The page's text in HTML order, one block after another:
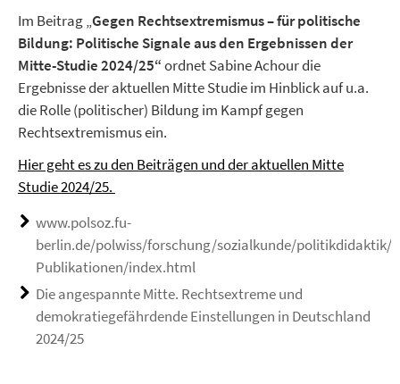
Im Beitrag „Gegen Rechtsextremismus – für politische
Bildung: Politische Signale aus den Ergebnissen der
Mitte-Studie 2024/25“ordnet Sabine Achour die
Ergebnisse der aktuellen Mitte Studie im Hinblick auf u.a.
die Rolle (politischer) Bildung im Kampf gegen
Rechtsextremismus ein.
Hier geht es zu den Beiträgen und der aktuellen Mitte
Studie 2024/25.
www.polsoz.fu-
berlin.de/polwiss/forschung/sozialkunde/politikdidaktik/
Publikationen/index.html
Die angespannte Mitte. Rechtsextreme und
demokratiegefährdende Einstellungen in Deutschland
2024/25